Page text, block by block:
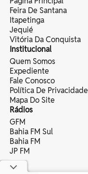
Feira De Santana
Itapetinga
Jequié
Vitória Da Conquista
Institucional
Quem Somos
Expediente
Fale Conosco
Política De Privacidade
Mapa Do Site
Rádios
GFM
Bahia FM Sul
Bahia FM
JP FM